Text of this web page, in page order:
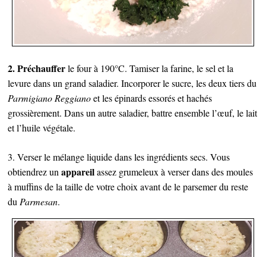
2. Préchaufferle four à 190°C. Tamiser la farine, le sel et la
levure dans un grand saladier. Incorporer le sucre, les deux tiers du
Parmigiano Reggianoet les épinards essorés et hachés
grossièrement. Dans un autre saladier, battre ensemble l’œuf, le lait
et l’huile végétale.
3. Verser le mélange liquide dans les ingrédients secs. Vous
obtiendrez unappareilassez grumeleux à verser dans des moules
à muffins de la taille de votre choix avant de le parsemer du reste
du Parmesan.